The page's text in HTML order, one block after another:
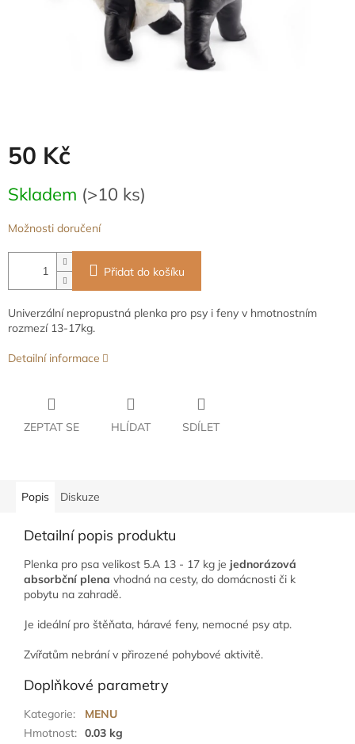
50 Kč
cena:
Skladem (>10 ks)
Možnosti doručení
Přidat do košíku
Univerzální nepropustná plenka pro psy i feny v hmotnostním
rozmezí 13-17kg.
Detailní informace
ZEPTAT SE HLÍDAT SDÍLET
Popis Diskuze
Detailní popis produktu
Plenka pro psa velikost 5.A 13 - 17 kg je jednorázová
absorbční plena vhodná na cesty, do domácnosti či k
pobytu na zahradě.
Je ideální pro štěňata, háravé feny, nemocné psy atp.
Zvířatům nebrání v přirozené pohybové aktivitě.
Doplňkové parametry
Kategorie:
MENU
Hmotnost: 0.03 kg